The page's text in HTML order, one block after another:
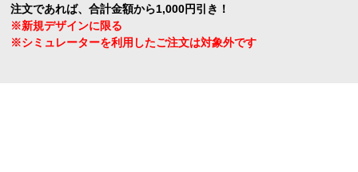
注文であれば、合計金額から1,000円引き！
※新規デザインに限る
※シミュレーターを利用したご注文は対象外です